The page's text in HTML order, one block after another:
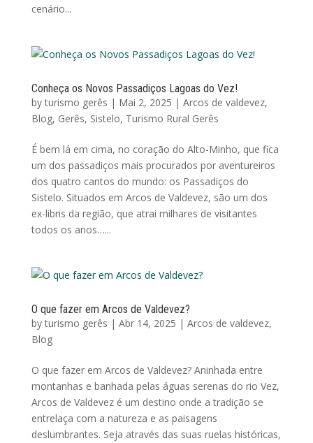
cenário...
Conheça os Novos Passadiços Lagoas do Vez!
byturismo gerês | Mai 2, 2025 | Arcos de valdevez,
Blog, Gerês, Sistelo, Turismo Rural Gerês
É bem lá em cima, no coração do Alto-Minho, que fica
um dos passadiços mais procurados por aventureiros
dos quatro cantos do mundo: os Passadiços do
Sistelo. Situados em Arcos de Valdevez, são um dos
ex-libris da região, que atrai milhares de visitantes
todos os anos…...
O que fazer em Arcos de Valdevez?
byturismo gerês | Abr 14, 2025 | Arcos de valdevez,
Blog
O que fazer em Arcos de Valdevez? Aninhada entre
montanhas e banhada pelas águas serenas do rio Vez,
Arcos de Valdevez é um destino onde a tradição se
entrelaça com a natureza e as paisagens
deslumbrantes. Seja através das suas ruelas históricas,